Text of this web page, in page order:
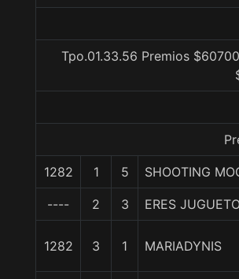
Tpo.01.33.56 Premios
1282 1 5 SHOOTING
---- 2 3 ERES
1282 3 1 MARIADYNIS